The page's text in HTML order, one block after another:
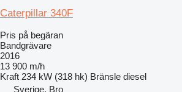
Caterpillar 340F
Pris på begäran
Bandgrävare
2016
13 900 m/h
Kraft 234 kW (318 hk) Bränsle diesel
Sverige, Bro